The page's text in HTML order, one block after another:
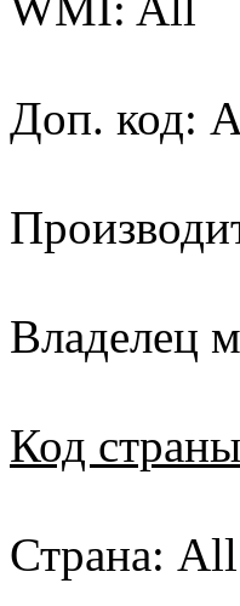
Доп. код:
Владелец
Код
Страна: All